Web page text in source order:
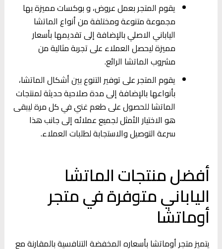
يقوم المتجر بعمل عروض، و بوكسات مميزة بها
مجموعة متنوعة ومختلفة من أنواع الماتشا
الياباني الاصلي بالإضافة إلى تقديمها بأسعار
مميزة ليحصل العملاء على تجربة مثالية من
مشروب الماتشا الرائع.
يقوم المتجر على توفير التنوع بين أشكال الماتشا،
بأنواعها بالإضافة إلى مدة صلاحية حديثة لمنتجات
الماتشا للحصول على طعم غني في كل مرة ليبقى
هو الاختيار الأمثل لجميع عملائه إلى جانب هذا
سرعة التوصيل والاستجابة لطلبات العملاء.
أفضل منتجات الماتشا
الياباني متوفرة في متجر
أوماتشا
يتميز متجر أوماتشا بأسعاره المخفضة التنافسية بالمقارنة مع